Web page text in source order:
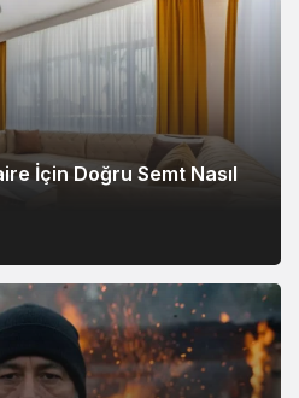
İçin Doğru Semt Nasıl